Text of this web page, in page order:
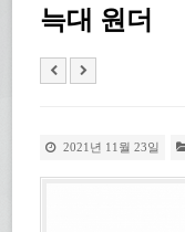
늑대 원더
2021년 11월 23일